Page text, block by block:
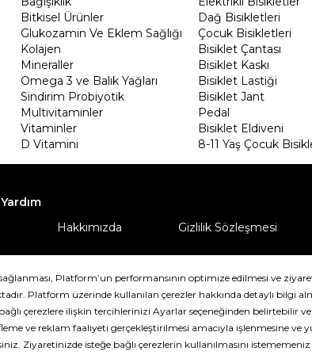
Bitkisel Ürünler
Glukozamin Ve Eklem Sağlığı
Kolajen
Mineraller
Omega 3 ve Balık Yağları
Sindirim Probiyotik
Multivitaminler
Vitaminler
D Vitamini
Dağ Bisikletleri
Çocuk Bisikletleri
Bisiklet Çantası
Bisiklet Kaskı
Bisiklet Lastiği
Bisiklet Jant
Pedal
Bisiklet Eldiveni
8-11 Yaş Çocuk
Yardım
Hakkımızda Gizlilik Sözleşmesi